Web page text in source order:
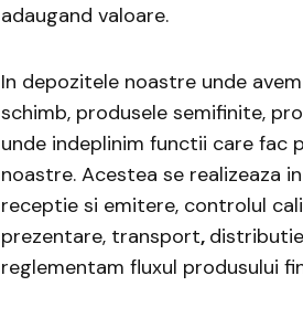
adaugand valoare.
In depozitele noastre unde
schimb, produsele semifinite,
unde indeplinim functii care fac
noastre. Acestea se realizeaza
receptie si emitere, controlul
prezentare, transport,
reglementam fluxul produsului